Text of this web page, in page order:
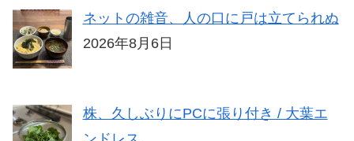
ネットの雑音、人の口に戸は立てられぬ
2026年8月6日
株、久しぶりにPCに張り付き / 大葉エ